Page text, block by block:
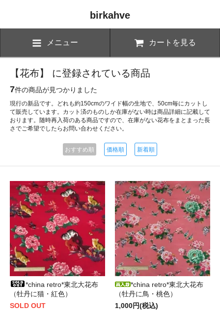
birkahve
メニュー カートを見る
【花布】 に登録されている商品
7件の商品が見つかりました
現行の新品です。どれも約150cmのワイド幅の生地で、50cm毎にカットし
て販売しています。カット済のものしか在庫がない時は商品詳細に記載して
おります。随時再入荷のある商品ですので、在庫がない花布をまとまった長
さでご希望でしたらお問い合わせください。
おすすめ順 価格順 新着順
*china retro*東北大花布
（牡丹に猫・紅色）
SOLD OUT
*china retro*東北大花布
（牡丹に鳥・桃色）
1,000円(税込)